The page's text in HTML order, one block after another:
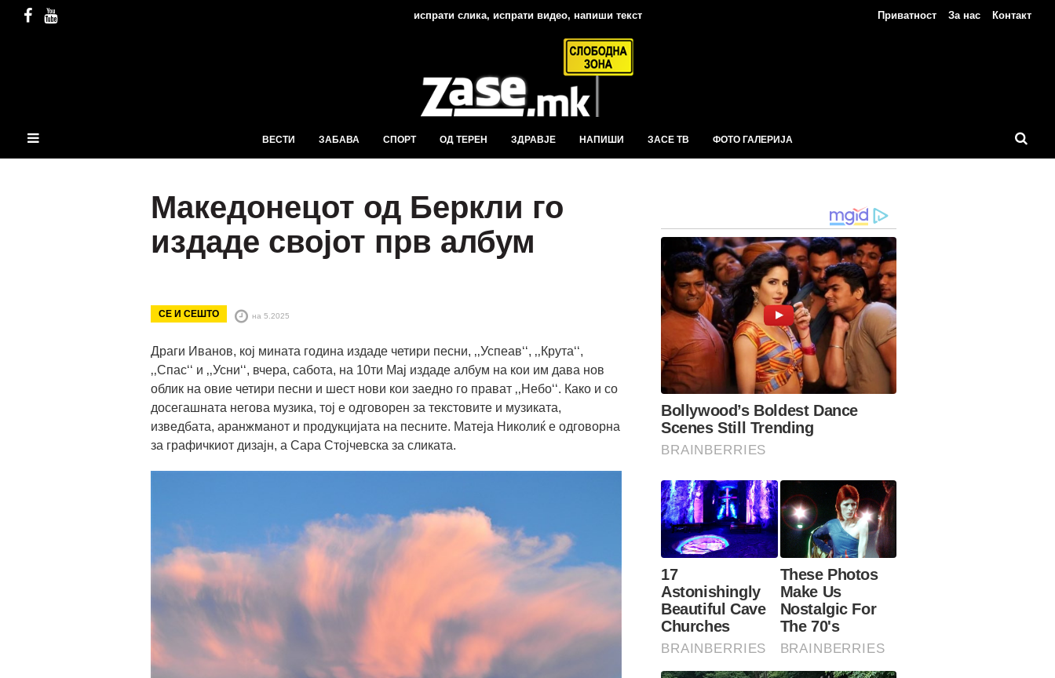
испрати слика, испрати видео, напиши текст
ВЕСТИ ЗАБАВА СПОРТ ОД ТЕРЕН ЗДРАВЈЕ НАПИШИ ЗАСЕ ТВ ФОТО ГАЛЕРИЈА
Приватност За нас Контакт
Македонецот од Беркли го
издаде својот прв албум
СЕ И СЕШТО на 5.2025
Драги Иванов, кој мината година издаде четири песни, ‚‚Успеав‘‘, ‚‚Крута‘‘,
‚‚Спас‘‘ и ‚‚Усни‘‘, вчера, сабота, на 10ти Мај издаде албум на кои им дава нов
облик на овие четири песни и шест нови кои заедно го прават ‚‚Небо‘‘. Како и со
досегашната негова музика, тој е одговорен за текстовите и музиката,
изведбата, аранжманот и продукцијата на песните. Матеја Николиќ е одговорна
за графичкиот дизајн, а Сара Стојчевска за сликата.